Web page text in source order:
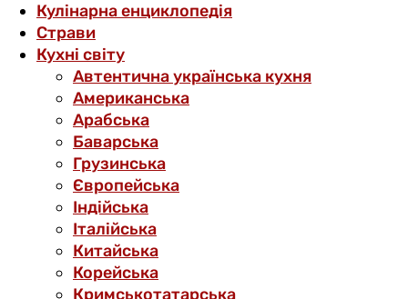
Кулінарна енциклопедія
Страви
Кухні світу
Автентична українська кухня
Американська
Арабська
Баварська
Грузинська
Європейська
Індійська
Італійська
Китайська
Корейська
Кримськотатарська